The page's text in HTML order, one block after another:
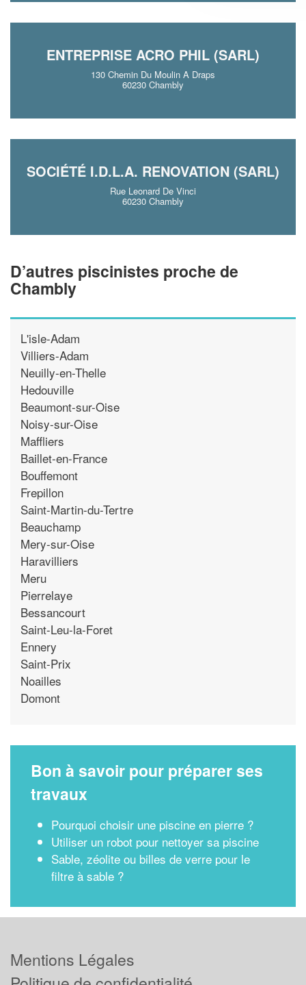
ENTREPRISE ACRO PHIL (SARL)
130 Chemin Du Moulin A Draps
60230 Chambly
SOCIÉTÉ I.D.L.A. RENOVATION (SARL)
Rue Leonard De Vinci
60230 Chambly
D’autres piscinistes proche de
Chambly
L'isle-Adam
Villiers-Adam
Neuilly-en-Thelle
Hedouville
Beaumont-sur-Oise
Noisy-sur-Oise
Maffliers
Baillet-en-France
Bouffemont
Frepillon
Saint-Martin-du-Tertre
Beauchamp
Mery-sur-Oise
Haravilliers
Meru
Pierrelaye
Bessancourt
Saint-Leu-la-Foret
Ennery
Saint-Prix
Noailles
Domont
Bon à savoir pour préparer ses
travaux
Pourquoi choisir une piscine en pierre ?
Utiliser un robot pour nettoyer sa piscine
Sable, zéolite ou billes de verre pour le
filtre à sable ?
Mentions Légales